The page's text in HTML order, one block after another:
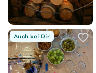
Auch bei Dir